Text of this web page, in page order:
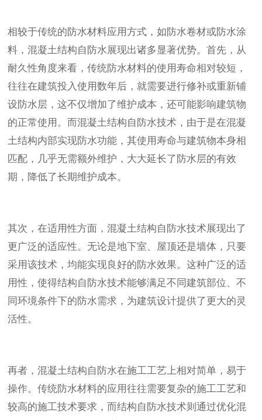
相较于传统的防水材料应用方式，如防水卷材或防水涂
料，混凝土结构自防水展现出诸多显著优势。首先，从
耐久性角度来看，传统防水材料的使用寿命相对较短，
往往在建筑投入使用数年后，就需要进行修补或重新铺
设防水层，这不仅增加了维护成本，还可能影响建筑物
的正常使用。而混凝土结构自防水技术，由于是在混凝
土结构内部实现防水功能，其使用寿命与建筑物本身相
匹配，几乎无需额外维护，大大延长了防水层的有效
期，降低了长期维护成本。
其次，在适用性方面，混凝土结构自防水技术展现出了
更广泛的适应性。无论是地下室、屋顶还是墙体，只要
采用该技术，均能实现良好的防水效果。这种广泛的适
用性，使得结构自防水技术能够满足不同建筑部位、不
同环境条件下的防水需求，为建筑设计提供了更大的灵
活性。
再者，混凝土结构自防水在施工工艺上相对简单，易于
操作。传统防水材料的应用往往需要复杂的施工工艺和
较高的施工技术要求，而结构自防水技术则通过优化混